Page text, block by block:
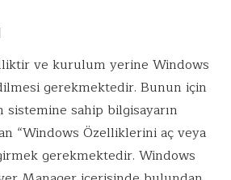
ve kurulum yerine Windows
gerekmektedir. Bunun için
sahip bilgisayarın
“Windows Özelliklerini aç veya
gerekmektedir. Windows